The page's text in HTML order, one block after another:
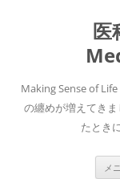
医
Making Sense of
の纏めが増えてき
たとき
メ